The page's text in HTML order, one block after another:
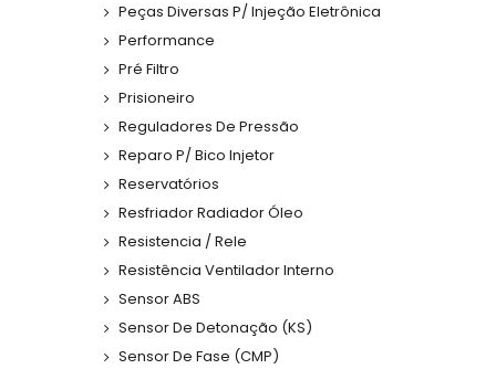
Peças Diversas P/ Injeção Eletrônica
Performance
Pré Filtro
Prisioneiro
Reguladores De Pressão
Reparo P/ Bico Injetor
Reservatórios
Resfriador Radiador Óleo
Resistencia / Rele
Resistência Ventilador Interno
Sensor ABS
Sensor De Detonação (KS)
Sensor De Fase (CMP)